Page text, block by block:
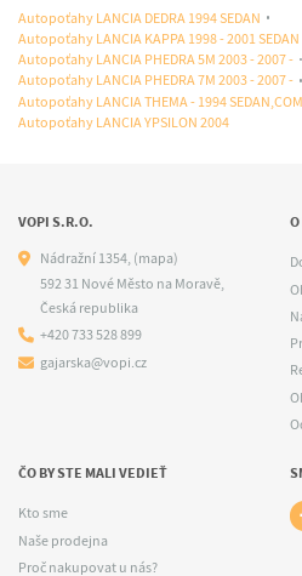
Autopoťahy LANCIA DEDRA 1994 SEDAN
Autopoťahy LANCIA KAPPA 1998 - 2001 SEDAN
Autopoťahy LANCIA PHEDRA 5M 2003 - 2007 -
Autopoťahy LANCIA PHEDRA 7M 2003 - 2007 -
Autopoťahy LANCIA THEMA - 1994
Autopoťahy LANCIA YPSILON 2004
VOPI S.R.O.
Nádražní 1354,(mapa)
592 31 Nové Město na Moravě,
Česká republika
+420 733 528 899
gajarska@vopi.cz
ČO BY STE MALI VEDIEŤ
Kto sme
Naše prodejna
Proč nakupovat u nás?